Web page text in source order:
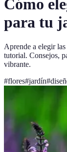
Cómo
para tu
Aprende a elegir
tutorial. Consejos,
vibrante.
#flores#jardín#